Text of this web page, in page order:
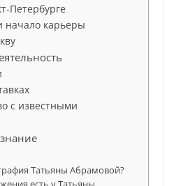
Петербурге
начало карьеры
с известными
Татьяны Абрамовой?